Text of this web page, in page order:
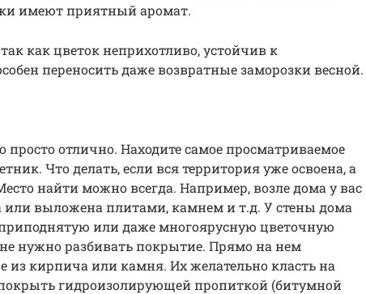
имеют приятный аромат.
как цветок неприхотливо, устойчив к
переносить даже возвратные заморозки весной.
просто отлично. Находите самое просматриваемое
Что делать, если вся территория уже освоена, а
найти можно всегда. Например, возле дома у вас
или выложена плитами, камнем и т.д. У стены дома
или даже многоярусную цветочную
нужно разбивать покрытие. Прямо на нем
из кирпича или камня. Их желательно класть на
гидроизолирующей пропиткой (битумной